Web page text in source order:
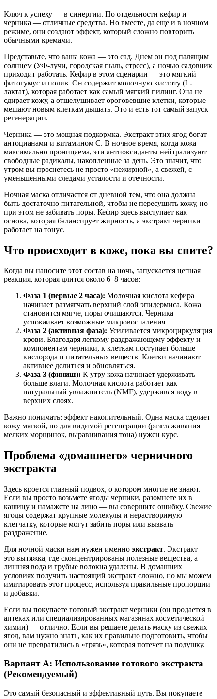
Ключ к успеху — в синергии. По отдельности кефир и
черника — отличные средства. Но вместе, да еще и в ночном
режиме, они создают эффект, который сложно повторить
обычными кремами.
Представьте, что ваша кожа — это сад. Днем он под палящим
солнцем (УФ-лучи, городская пыль, стресс), а ночью садовник
приходит работать. Кефир в этом сценарии — это мягкий
фитогумус и полив. Он содержит молочную кислоту (L-
лактат), которая работает как самый мягкий пилинг. Она не
сдирает кожу, а отшелушивает ороговевшие клетки, которые
мешают новым клеткам дышать. Это и есть тот самый запуск
регенерации.
Черника — это мощная подкормка. Экстракт этих ягод богат
антоцианами и витамином С. В ночное время, когда кожа
максимально проницаема, эти антиоксиданты нейтрализуют
свободные радикалы, накопленные за день. Это значит, что
утром вы проснетесь не просто «нежирной», а свежей, с
уменьшенными следами усталости и отечности.
Ночная маска отличается от дневной тем, что она должна
быть достаточно питательной, чтобы не пересушить кожу, но
при этом не забивать поры. Кефир здесь выступает как
основа, которая балансирует жирность, а экстракт черники
работает на тонус.
Что происходит в коже, пока вы спите?
Когда вы наносите этот состав на ночь, запускается цепная
реакция, которая длится около 6–8 часов:
Фаза 1 (первые 2 часа): Молочная кислота кефира
начинает размягчать верхний слой эпидермиса. Кожа
становится мягче, поры очищаются. Черника
успокаивает возможные микровоспаления.
Фаза 2 (активная фаза): Усиливается микроциркуляция
крови. Благодаря легкому раздражающему эффекту и
компонентам черники, к клеткам поступает больше
кислорода и питательных веществ. Клетки начинают
активнее делиться и обновляться.
Фаза 3 (финиш): К утру кожа начинает удерживать
больше влаги. Молочная кислота работает как
натуральный увлажнитель (NMF), удерживая воду в
верхних слоях.
Важно понимать: эффект накопительный. Одна маска сделает
кожу мягкой, но для видимой регенерации (разглаживания
мелких морщинок, выравнивания тона) нужен курс.
Проблема «домашнего» черничного
экстракта
Здесь кроется главный подвох, о котором многие не знают.
Если вы просто возьмете ягоды черники, разомнете их в
кашицу и намажете на лицо — вы совершите ошибку. Свежие
ягоды содержат крупные молекулы и нерастворимую
клетчатку, которые могут забить поры или вызвать
раздражение.
Для ночной маски нам нужен именно экстракт. Экстракт —
это вытяжка, где сконцентрированы полезные вещества, а
лишняя вода и грубые волокна удалены. В домашних
условиях получить настоящий экстракт сложно, но мы можем
имитировать этот процесс, используя правильные пропорции
и добавки.
Если вы покупаете готовый экстракт черники (он продается в
аптеках или специализированных магазинах косметической
химии) — отлично. Если вы решаете делать маску из свежих
ягод, вам нужно знать, как их правильно подготовить, чтобы
они не превратились в «грязь», которая потечет на подушку.
Вариант А: Использование готового экстракта
(Рекомендуемый)
Это самый безопасный и эффективный путь. Вы покупаете